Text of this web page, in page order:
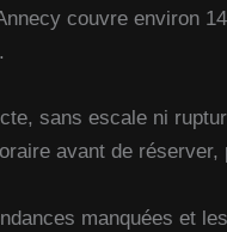
couvre environ
sans escale ni
avant de
manquées et